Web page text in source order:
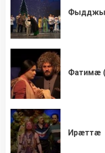
Фатимæ
Ирæттæ